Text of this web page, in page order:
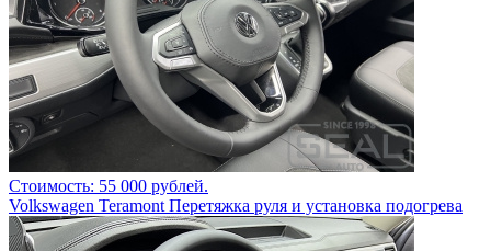
Стоимость: 55 000 рублей.
Volkswagen Teramont Перетяжка руля и установка подогрева